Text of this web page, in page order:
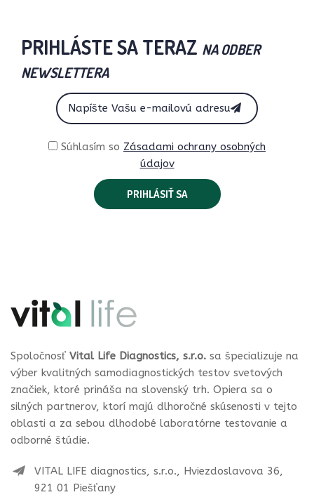
PRIHLÁSTE SA TERAZ NA ODBER
NEWSLETTERA
Súhlasím so Zásadami ochrany osobných
údajov
Spoločnosť Vital Life Diagnostics, s.r.o. sa špecializuje na
výber kvalitných samodiagnostických testov svetových
značiek, ktoré prináša na slovenský trh. Opiera sa o
silných partnerov, ktorí majú dlhoročné skúsenosti v tejto
oblasti a za sebou dlhodobé laboratórne testovanie a
odborné štúdie.
VITAL LIFE diagnostics, s.r.o., Hviezdoslavova 36,
921 01 Piešťany